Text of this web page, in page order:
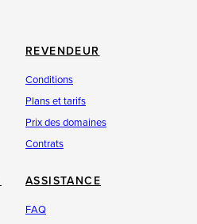
REVENDEUR
Conditions
Plans et tarifs
Prix des domaines
Contrats
ASSISTANCE
FAQ